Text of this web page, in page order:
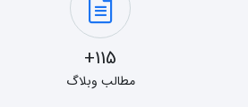
115+
مطالب وبلاگ